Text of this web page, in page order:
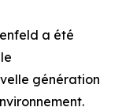
a été
génération